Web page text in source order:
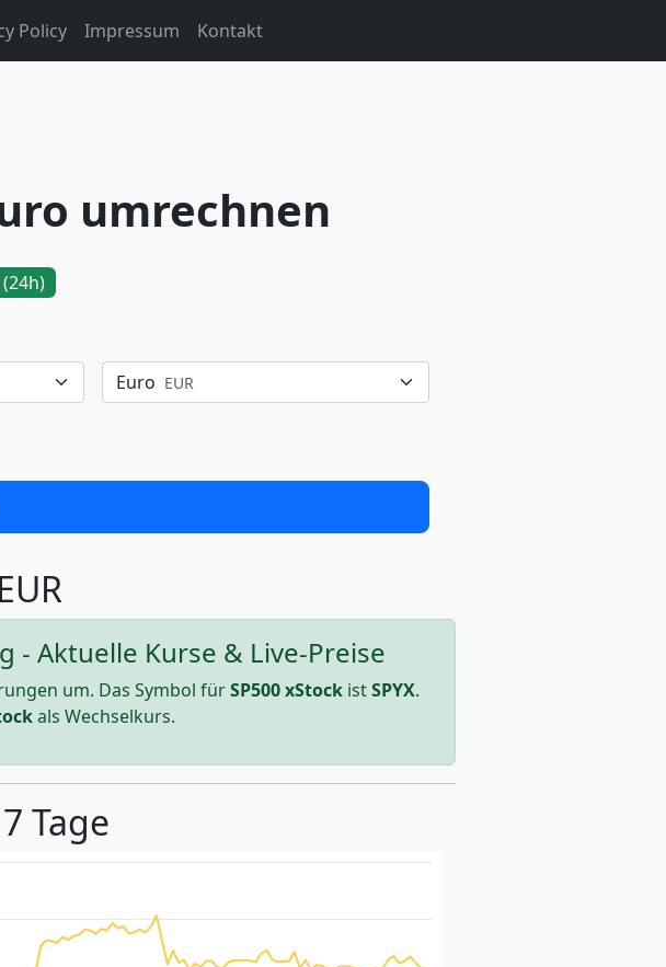
Policy Impressum Kontakt
umrechnen
(24h)
Euro EUR
- Aktuelle Kurse & Live-Preise
um. Das Symbol fürSP500 xStock istSPYX.
als Wechselkurs.
Tage